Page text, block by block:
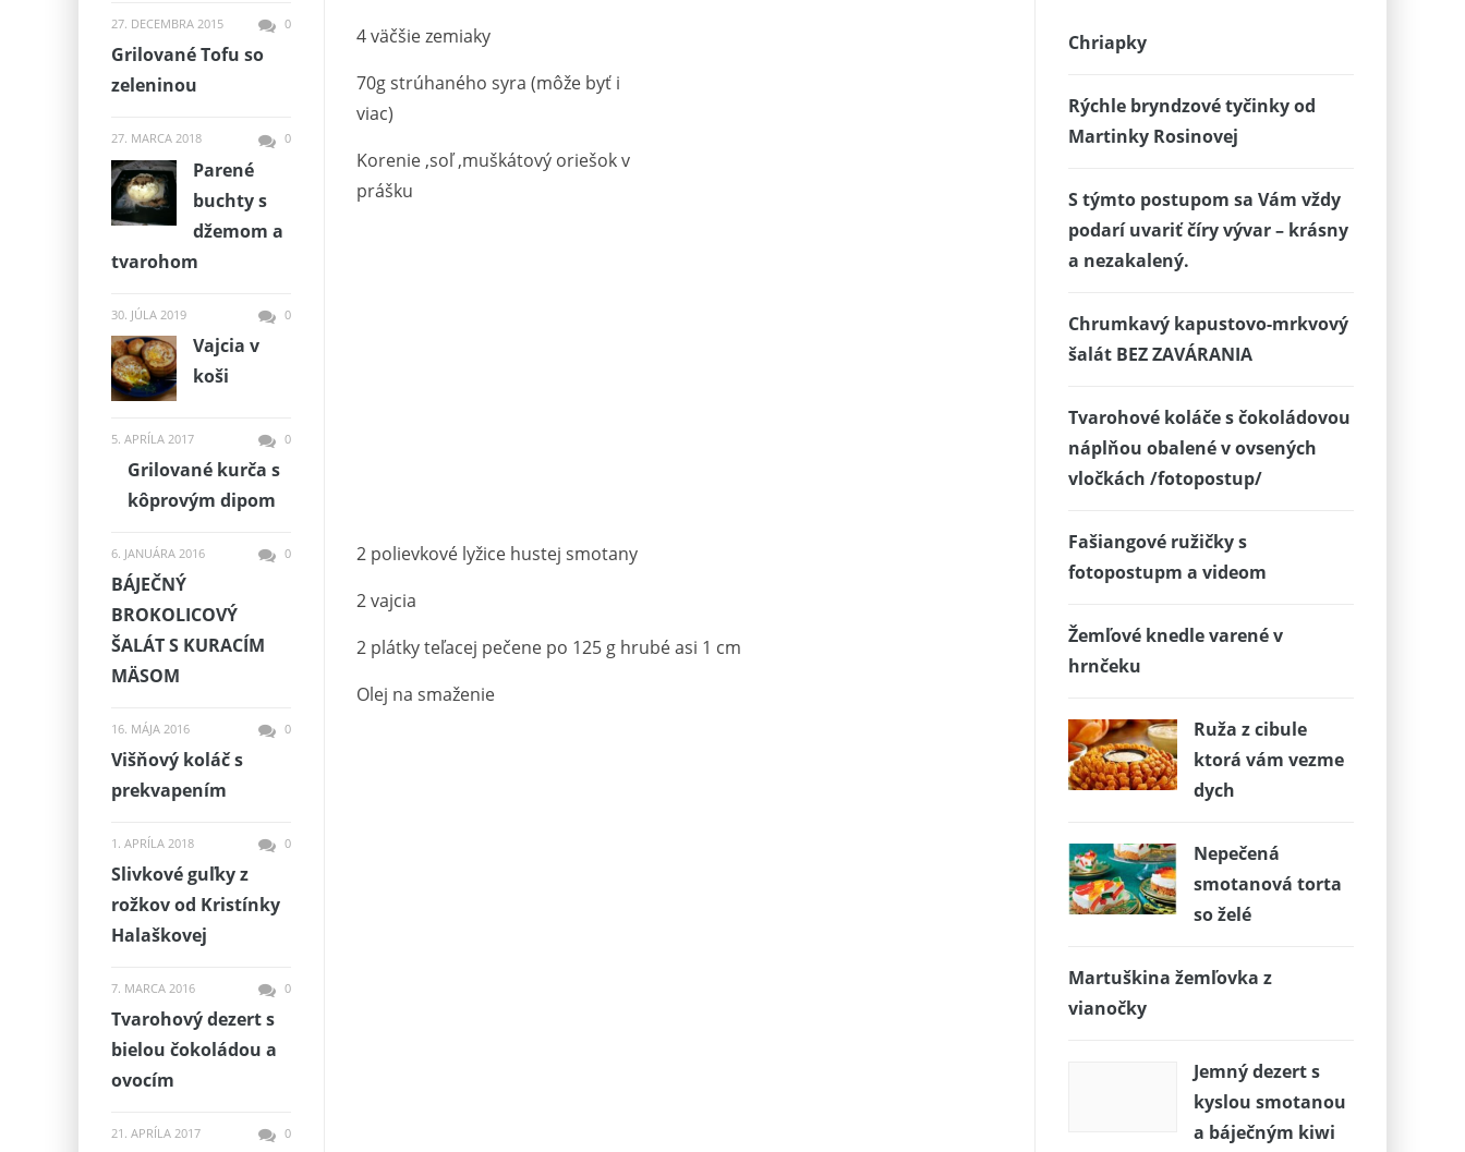
4 väčšie zemiaky
70g strúhaného syra (môže byť i
viac)
Korenie ,soľ ,muškátový oriešok v
prášku
2 polievkové lyžice hustej smotany
2 vajcia
2 plátky teľacej pečene po 125 g hrubé asi 1 cm
Olej na smaženie
Chriapky
Rýchle bryndzové tyčinky od
Martinky Rosinovej
S týmto postupom sa Vám vždy
podarí uvariť číry vývar – krásny
a nezakalený.
Chrumkavý kapustovo-mrkvový
šalát BEZ ZAVÁRANIA
Tvarohové koláče s čokoládovou
náplňou obalené v ovsených
vločkách /fotopostup/
Fašiangové ružičky s
fotopostupm a videom
Žemľové knedle varené v
hrnčeku
Ruža z cibule
ktorá vám vezme
dych
Nepečená
smotanová torta
so želé
Martuškina žemľovka z
vianočky
Jemný dezert s
kyslou smotanou
a báječným kiwi
27. DECEMBRA 2015 0
Grilované Tofu so
zeleninou
27. MARCA 2018 0
Parené
buchty s
džemom a
tvarohom
30. JÚLA 2019 0
Vajcia v
koši
5. APRÍLA 2017 0
Grilované kurča s
kôprovým dipom
6. JANUÁRA 2016 0
BÁJEČNÝ
BROKOLICOVÝ
ŠALÁT S KURACÍM
MÄSOM
16. MÁJA 2016 0
Višňový koláč s
prekvapením
1. APRÍLA 2018 0
Slivkové guľky z
rožkov od Kristínky
Halaškovej‎
7. MARCA 2016 0
Tvarohový dezert s
bielou čokoládou a
ovocím
21. APRÍLA 2017 0